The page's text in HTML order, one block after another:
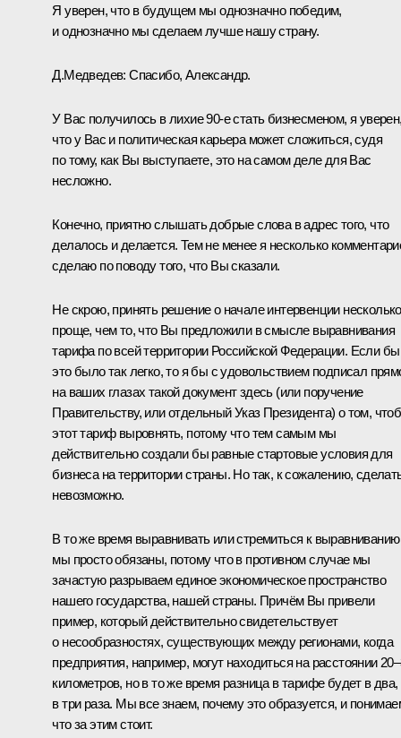
Я уверен, что в будущем мы однозначно победим,
и однозначно мы сделаем лучше нашу страну.
Д.Медведев: Спасибо, Александр.
У Вас получилось в лихие 90-е стать бизнесменом, я
что у Вас и политическая карьера может сложиться, судя
по тому, как Вы выступаете, это на самом деле для Вас
несложно.
Конечно, приятно слышать добрые слова в адрес того, что
делалось и делается. Тем не менее я несколько
сделаю по поводу того, что Вы сказали.
Не скрою, принять решение о начале интервенции несколько
проще, чем то, что Вы предложили в смысле выравнивания
тарифа по всей территории Российской Федерации. Если бы
это было так легко, то я бы с удовольствием подписал
на ваших глазах такой документ здесь (или поручение
Правительству, или отдельный Указ Президента) о том,
этот тариф выровнять, потому что тем самым мы
действительно создали бы равные стартовые условия для
бизнеса на территории страны. Но так, к сожалению,
невозможно.
В то же время выравнивать или стремиться к выравниванию
мы просто обязаны, потому что в противном случае мы
зачастую разрываем единое экономическое пространство
нашего государства, нашей страны. Причём Вы привели
пример, который действительно свидетельствует
о несообразностях, существующих между регионами, когда
предприятия, например, могут находиться на расстоянии
километров, но в то же время разница в тарифе будет в два,
в три раза. Мы все знаем, почему это образуется, и
что за этим стоит.